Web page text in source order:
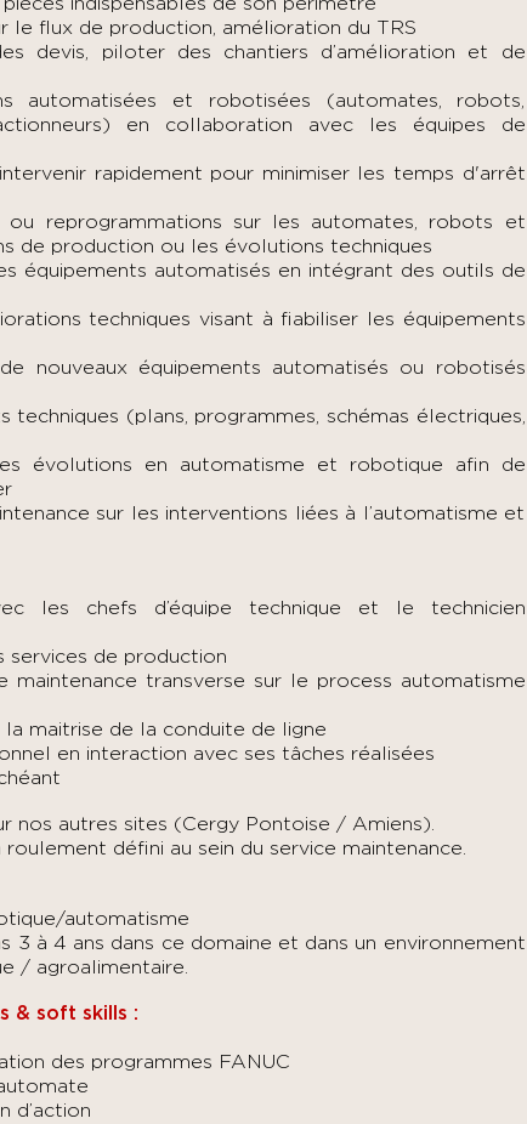
le flux de production, amélioration du TRS
devis, piloter des chantiers d’amélioration et de
automatisées et robotisées (automates, robots,
en collaboration avec les équipes de
rapidement pour minimiser les temps d'arrêt
ou reprogrammations sur les automates, robots et
de production ou les évolutions techniques
équipements automatisés en intégrant des outils de
techniques visant à fiabiliser les équipements
nouveaux équipements automatisés ou robotisés
(plans, programmes, schémas électriques,
évolutions en automatisme et robotique afin de
sur les interventions liées à l’automatisme et
les chefs d’équipe technique et le technicien
services de production
maintenance transverse sur le process automatisme
maitrise de la conduite de ligne
en interaction avec ses tâches réalisées
nos autres sites (Cergy Pontoise / Amiens).
défini au sein du service maintenance.
automatisme
3 à 4 ans dans ce domaine et dans un environnement
/ agroalimentaire.
& soft skills :
des programmes FANUC
d’action